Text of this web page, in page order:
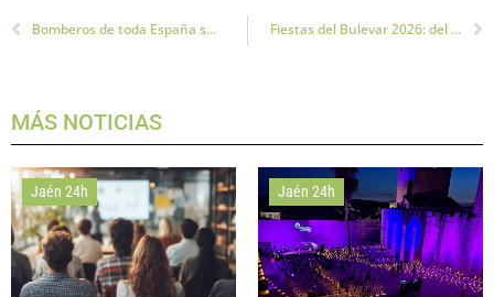
Bomberos de toda España se forman en Jaén en rescate y accesos forzados Fiestas del Bulevar 2026: del 14 al 17 de mayo
MÁS NOTICIAS
Jaén 24h Jaén 24h